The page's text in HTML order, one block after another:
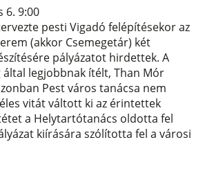
6. 9:00
pesti Vigadó felépítésekor az
(akkor Csemegetár) két
pályázatot hirdettek. A
legjobbnak ítélt, Than Mór
Pest város tanácsa nem
vitát váltott ki az érintettek
a Helytartótanács oldotta fel
kiírására szólította fel a városi